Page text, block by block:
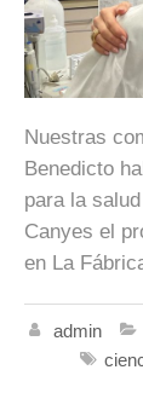
Nuestras
Benedicto
para la
Canyes el
en La
admin